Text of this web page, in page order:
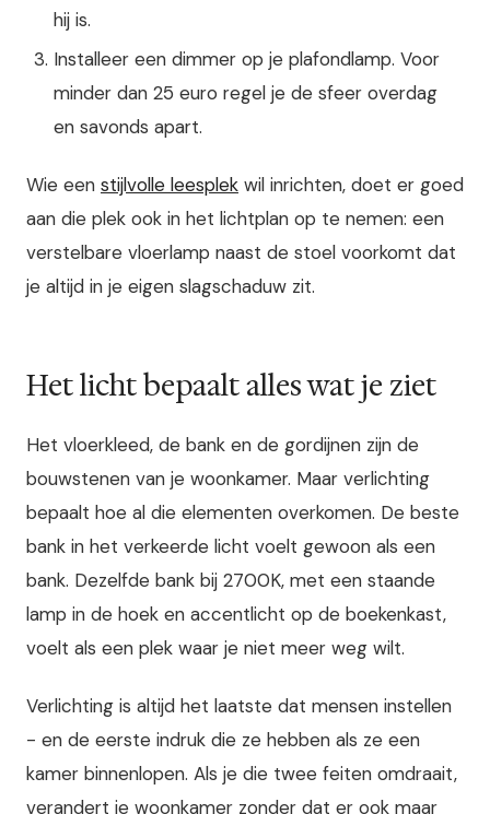
hij is.
Installeer een dimmer op je plafondlamp. Voor
minder dan 25 euro regel je de sfeer overdag
en savonds apart.
Wie een stijlvolle leesplek wil inrichten, doet er goed
aan die plek ook in het lichtplan op te nemen: een
verstelbare vloerlamp naast de stoel voorkomt dat
je altijd in je eigen slagschaduw zit.
Het licht bepaalt alles wat je ziet
Het vloerkleed, de bank en de gordijnen zijn de
bouwstenen van je woonkamer. Maar verlichting
bepaalt hoe al die elementen overkomen. De beste
bank in het verkeerde licht voelt gewoon als een
bank. Dezelfde bank bij 2700K, met een staande
lamp in de hoek en accentlicht op de boekenkast,
voelt als een plek waar je niet meer weg wilt.
Verlichting is altijd het laatste dat mensen instellen
- en de eerste indruk die ze hebben als ze een
kamer binnenlopen. Als je die twee feiten omdraait,
verandert je woonkamer zonder dat er ook maar